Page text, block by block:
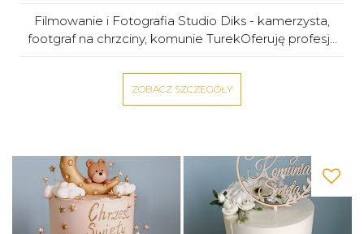
Filmowanie i Fotografia Studio Diks - kamerzysta,
footgraf na chrzciny, komunie TurekOferuję profesj...
ZOBACZ SZCZEGÓŁY